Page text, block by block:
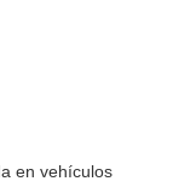
en vehículos